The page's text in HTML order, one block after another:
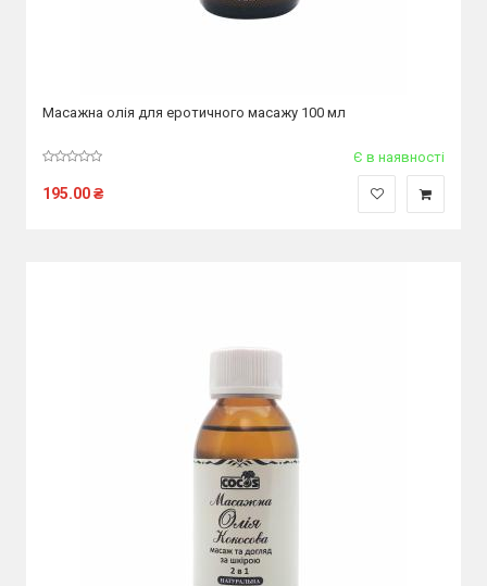
Масажна олія для еротичного масажу 100 мл
Є в наявності
195.00₴